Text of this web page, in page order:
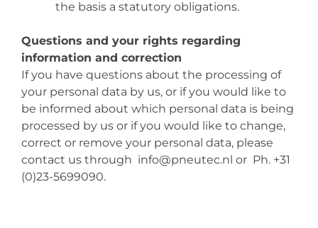
the basis a statutory obligations.
Questions and your rights regarding
information and correction
If you have questions about the processing of
your personal data by us, or if you would like to
be informed about which personal data is being
processed by us or if you would like to change,
correct or remove your personal data, please
contact us through info@pneutec.nl or Ph. +31
(0)23-5699090.